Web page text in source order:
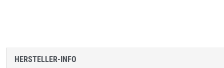
HERSTELLER-INFO